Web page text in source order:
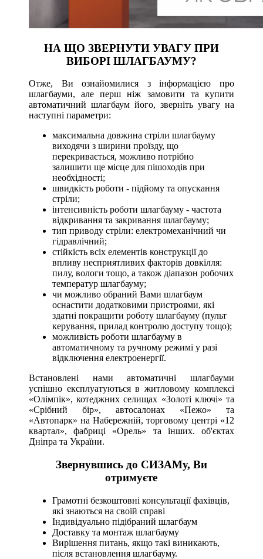
НА ЩО ЗВЕРНУТИ УВАГУ ПРИ
ВИБОРІ ШЛАГБАУМУ?
Отже, Ви ознайомилися з інформацією про
шлагбауми, але перш ніж замовити та купити
автоматичний шлагбаум його, зверніть увагу на
наступні параметри:
максимальна довжина стріли шлагбауму
виходячи з ширини проїзду, що
перекривається, можливо потрібно
залишити ще місце для пішоходів при
необхідності;
швидкість роботи - підйому та опускання
стріли;
інтенсивність роботи шлагбауму - частота
відкривання та закривання шлагбауму;
тип приводу стріли: електромеханічний чи
гідравлічний;
стійкість всіх елементів конструкції до
впливу несприятливих факторів довкілля:
пилу, вологи тощо, а також діапазон робочих
температур шлагбауму;
чи можливо обраний Вами шлагбаум
оснастити додатковими пристроями, які
здатні покращити роботу шлагбауму (пульт
керування, прилад контролю доступу тощо);
можливість роботи шлагбауму в
автоматичному та ручному режимі у разі
відключення електроенергії.
Встановлені нами автоматичні шлагбауми
успішно експлуатуються в житловому комплексі
«Олімпік», котеджних селищах «Золоті ключі» та
«Срібний бір», автосалонах «Пежо» та
«Автопарк» на Набережній, торговому центрі «12
квартал», фабриці «Орель» та інших. об'єктах
Дніпра та України.
Звернувшись до СИЗАМу, Ви
отримуєте
Грамотні безкоштовні консультації фахівців,
які знаються на своїй справі
Індивідуально підібраний шлагбаум
Доставку та монтаж шлагбауму
Вирішення питань, якщо такі виникають,
після встановлення шлагбауму.